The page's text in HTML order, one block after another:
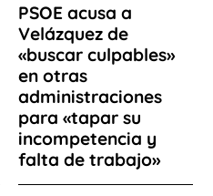
PSOE acusa a
Velázquez de
«buscar culpables»
en otras
administraciones
para «tapar su
incompetencia y
falta de trabajo»